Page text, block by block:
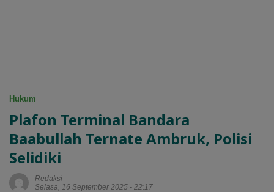
Hukum
Plafon Terminal Bandara
Baabullah Ternate Ambruk, Polisi
Selidiki
Redaksi
Selasa, 16 September 2025 - 22:17